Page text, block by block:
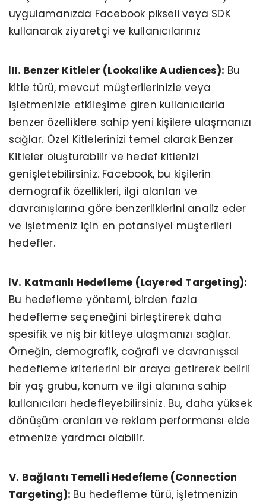
uygulamanızda Facebook pikseli veya SDK
kullanarak ziyaretçi ve kullanıcılarınız
III. Benzer Kitleler (Lookalike Audiences): Bu
kitle türü, mevcut müşterilerinizle veya
işletmenizle etkileşime giren kullanıcılarla
benzer özelliklere sahip yeni kişilere ulaşmanızı
sağlar. Özel Kitlelerinizi temel alarak Benzer
Kitleler oluşturabilir ve hedef kitlenizi
genişletebilirsiniz. Facebook, bu kişilerin
demografik özellikleri, ilgi alanları ve
davranışlarına göre benzerliklerini analiz eder
ve işletmeniz için en potansiyel müşterileri
hedefler.
IV. Katmanlı Hedefleme (Layered Targeting):
Bu hedefleme yöntemi, birden fazla
hedefleme seçeneğini birleştirerek daha
spesifik ve niş bir kitleye ulaşmanızı sağlar.
Örneğin, demografik, coğrafi ve davranışsal
hedefleme kriterlerini bir araya getirerek belirli
bir yaş grubu, konum ve ilgi alanına sahip
kullanıcıları hedefleyebilirsiniz. Bu, daha yüksek
dönüşüm oranları ve reklam performansı elde
etmenize yardmcı olabilir.
V. Bağlantı Temelli Hedefleme (Connection
Targeting): Bu hedefleme türü, işletmenizin